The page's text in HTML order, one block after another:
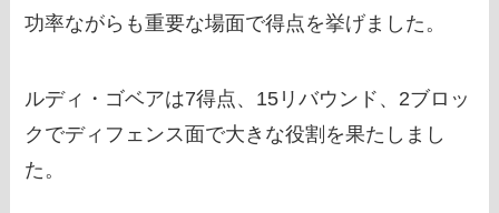
功率ながらも重要な場面で得点を挙げました。
ルディ・ゴベアは7得点、15リバウンド、2ブロッ
クでディフェンス面で大きな役割を果たしまし
た。